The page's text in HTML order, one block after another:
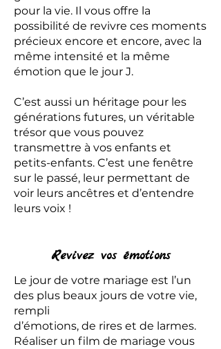
pour la vie. Il vous offre la
possibilité de revivre ces moments
précieux encore et encore, avec la
même intensité et la même
émotion que le jour J.
C’est aussi un héritage pour les
générations futures, un véritable
trésor que vous pouvez
transmettre à vos enfants et
petits-enfants. C’est une fenêtre
sur le passé, leur permettant de
voir leurs ancêtres et d’entendre
leurs voix !
Revivez vos émotions
Le jour de votre mariage est l’un
des plus beaux jours de votre vie,
rempli
d’émotions, de rires et de larmes.
Réaliser un film de mariage vous